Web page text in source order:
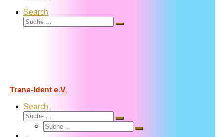
Search
Suche
Suche
Trans-Ident e.V.
Search
Suche
Suche
Suche
Suche